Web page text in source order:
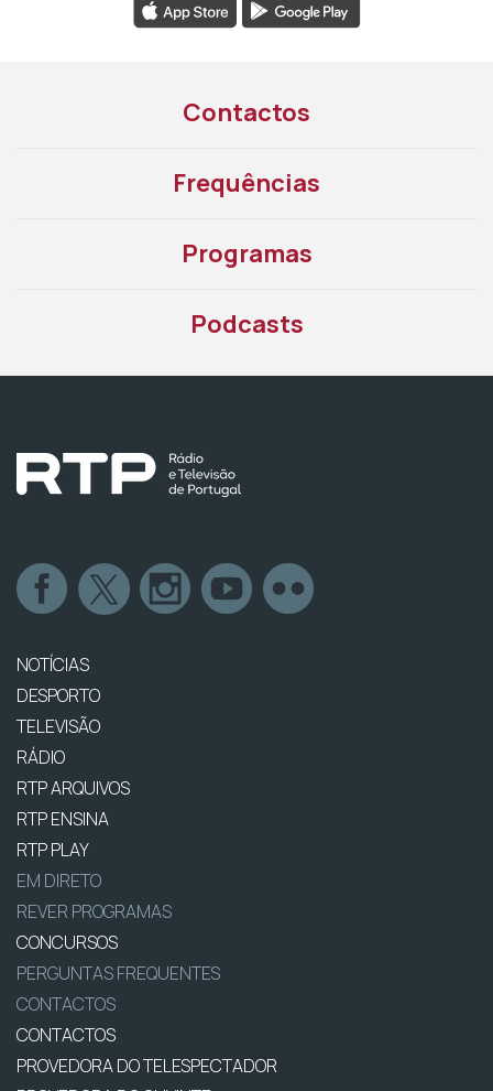
Contactos
Frequências
Programas
Podcasts
NOTÍCIAS
DESPORTO
TELEVISÃO
RÁDIO
RTP ARQUIVOS
RTP ENSINA
RTP PLAY
EM DIRETO
REVER PROGRAMAS
CONCURSOS
PERGUNTAS FREQUENTES
CONTACTOS
CONTACTOS
PROVEDORA DO TELESPECTADOR